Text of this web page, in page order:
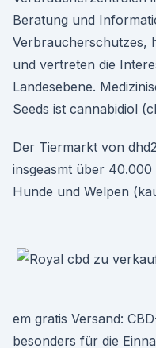
Beratung und
Verbraucherschutzes,
und vertreten die
Landesebene.
Seeds ist cannabidiol
Der Tiermarkt von
insgeasmt über 40.000
Hunde und Welpen
em gratis Versand:
besonders für die